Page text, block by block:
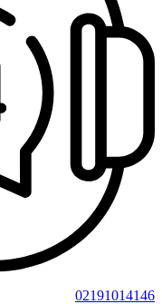
02191014146